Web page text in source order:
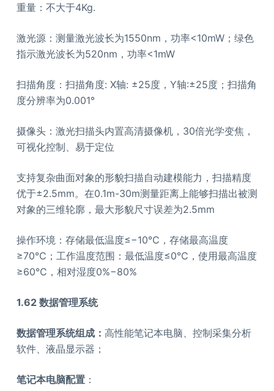
重量：不大于4Kg.
激光源：测量激光波长为1550nm，功率<10mW；绿色
指示激光波长为520nm，功率<1mW
扫描角度：扫描角度: X轴: ±25度，Y轴:±25度；扫描角
度分辨率为0.001°
摄像头：激光扫描头内置高清摄像机，30倍光学变焦，
可视化控制、易于定位
支持复杂曲面对象的形貌扫描自动建模能力，扫描精度
优于±2.5mm。在0.1m-30m测量距离上能够扫描出被测
对象的三维轮廓，最大形貌尺寸误差为2.5mm
操作环境：存储最低温度≤−10℃，存储最高温度
≥70℃；工作温度范围：最低温度≤0℃，使用最高温度
≥60℃，相对湿度0%−80%
1.62 数据管理系统
数据管理系统组成： 高性能笔记本电脑、控制采集分析
软件、液晶显示器；
笔记本电脑配置：